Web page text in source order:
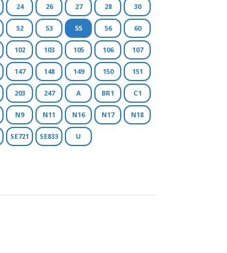
24 26 27 28 30
52 53 55 56 60
102 103 105 106 107
147 148 149 150 151
203 247 A BR1 C1
N9 N11 N16 N17 N18
SE721 SE833 U